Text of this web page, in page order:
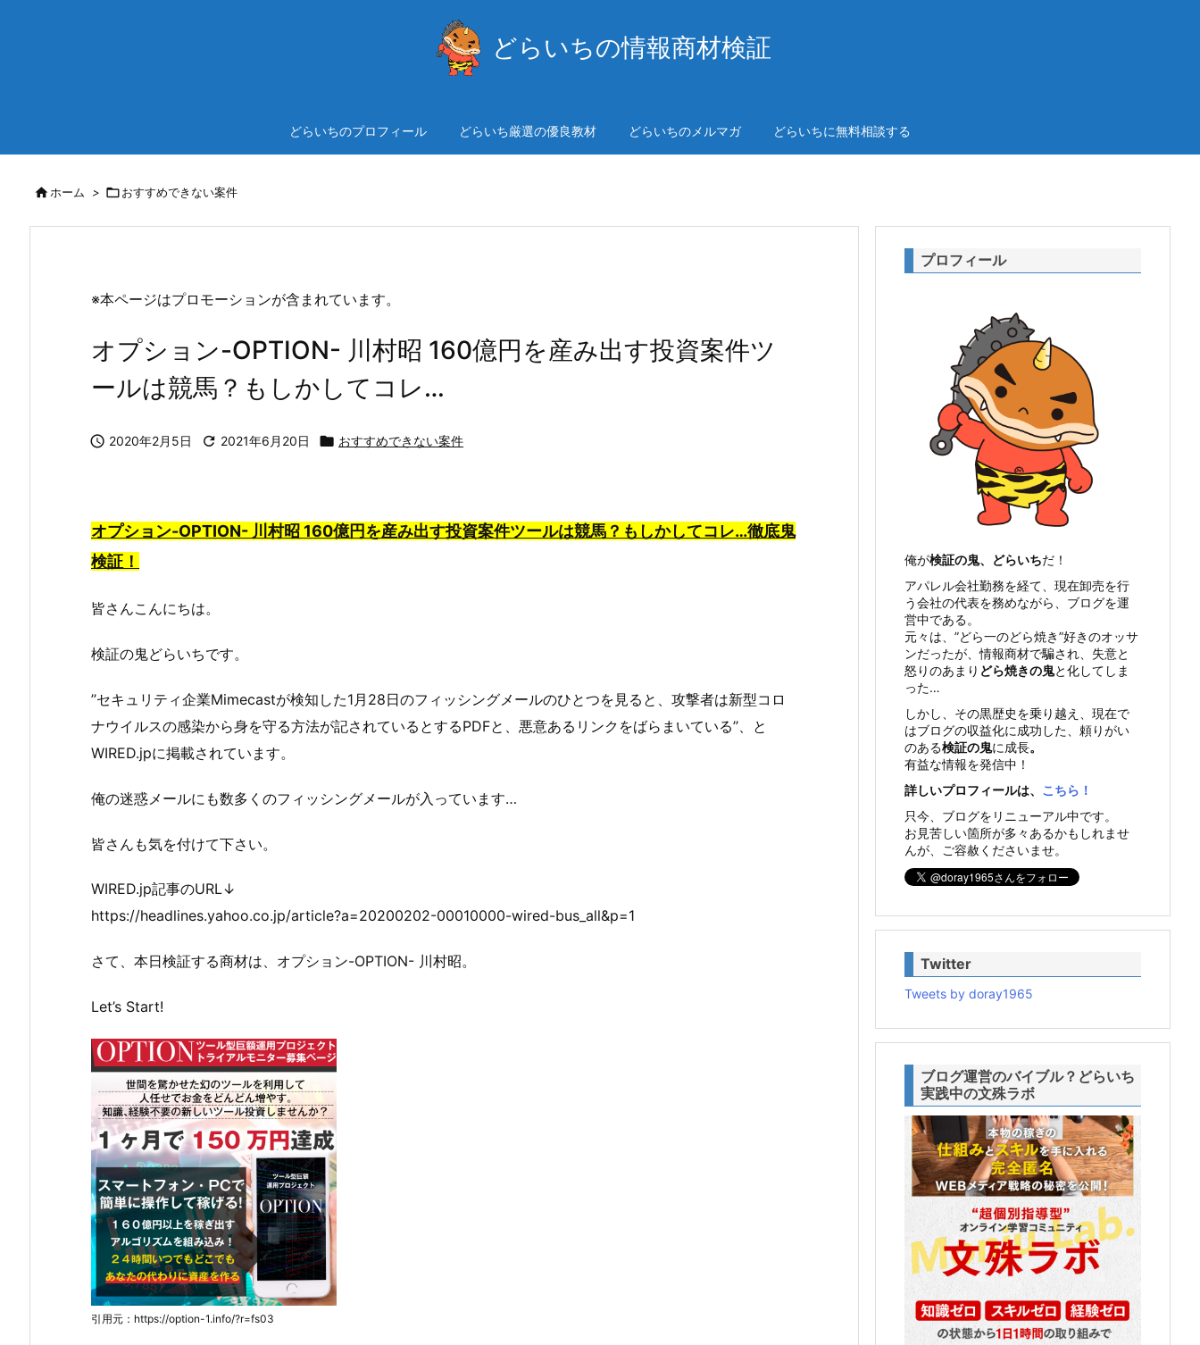
どらいちの情報商材検証
どらいちのプロフィール どらいち厳選の優良教材 どらいちのメルマガ どらいちに無料相談する
ホーム > おすすめできない案件
※本ページはプロモーションが含まれています。
オプション-OPTION- 川村昭 160億円を産み出す投資案件ツ
ールは競馬？もしかしてコレ…
 2020年2月5日  2021年6月20日  おすすめできない案件
オプション-OPTION- 川村昭 160億円を産み出す投資案件ツールは競馬？もしかしてコレ…徹底鬼
検証！
皆さんこんにちは。
検証の鬼どらいちです。
’’セキュリティ企業Mimecastが検知した1月28日のフィッシングメールのひとつを見ると、攻撃者は新型コロ
ナウイルスの感染から身を守る方法が記されているとするPDFと、悪意あるリンクをばらまいている’’、と
WIRED.jpに掲載されています。
俺の迷惑メールにも数多くのフィッシングメールが入っています…
皆さんも気を付けて下さい。
WIRED.jp記事のURL↓
https://headlines.yahoo.co.jp/article?a=20200202-00010000-wired-bus_all&p=1
さて、本日検証する商材は、オプション-OPTION- 川村昭。
Let’s Start!
引用元：https://option-1.info/?r=fs03
プロフィール
俺が検証の鬼、どらいちだ！
アパレル会社勤務を経て、現在卸売を行
う会社の代表を務めながら、ブログを運
営中である。
元々は、”どら一のどら焼き”好きのオッサ
ンだったが、情報商材で騙され、失意と
怒りのあまり どら焼きの鬼と化してしま
った…
しかし、その黒歴史を乗り越え、現在で
はブログの収益化に成功した、頼りがい
のある検証の鬼に成長。
有益な情報を発信中！
詳しいプロフィールは、 こちら！
只今、ブログをリニューアル中です。
お見苦しい箇所が多々あるかもしれませ
んが、ご容赦くださいませ。
Twitter
Tweets by doray1965
ブログ運営のバイブル？どらいち
実践中の文殊ラボ